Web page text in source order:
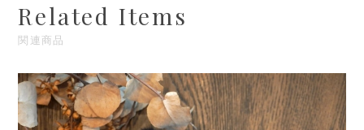
Related Items
関連商品